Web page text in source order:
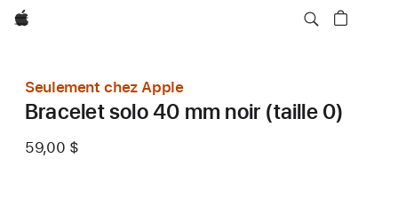
Apple
Seulement chez Apple
Bracelet solo 40 mm noir (taille 0)
59,00 $